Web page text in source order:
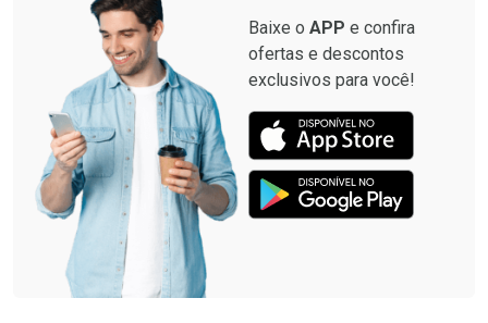
Baixe o APP e confira
ofertas e descontos
exclusivos para você!